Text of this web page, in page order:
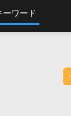
ーワード